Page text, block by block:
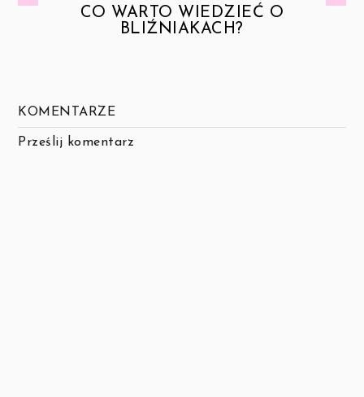
CO WARTO WIEDZIEĆ O
BLIŹNIAKACH?
KOMENTARZE
Prześlij komentarz